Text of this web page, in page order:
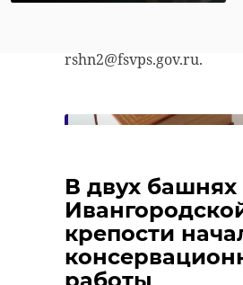
В двух башнях
крепости
rshn2@fsvps.gov.ru.
Суд
решит судьбу
взяткодателя
посредника,
искусивших
инспектора